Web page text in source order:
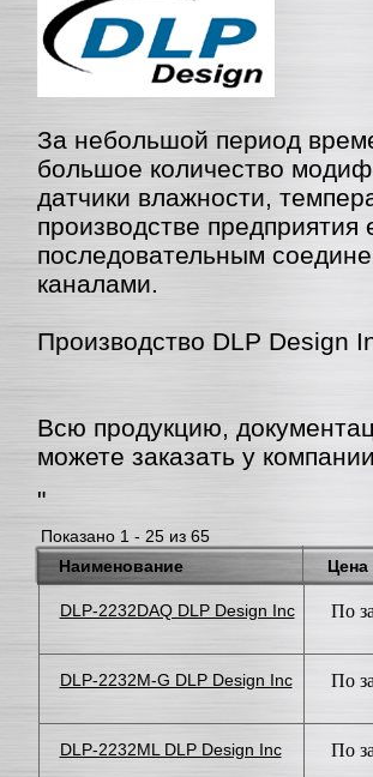
За небольшой период
большое количество
датчики влажности,
производстве
последовательным
каналами.
Производство DLP Design
Всю продукцию,
можете заказать у
"
Показано 1 - 25 из 65
Наименование
Цена
DLP-2232DAQ DLP Design Inc По
DLP-2232M-G DLP Design Inc По
DLP-2232ML DLP Design Inc По